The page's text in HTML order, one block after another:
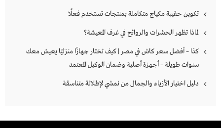
تكوين حقيبة مكياج متكاملة بمنتجات تستخدم فعلًا
لماذا تظهر الحشرات والروائح في غرف المعيشة؟
كذا – أفضل سعر كاش في مصر | كيف تختار جهازًا منزليًا يعيش معك
سنوات طويلة – أجهزة أصلية وضمان الوكيل المعتمد
دليل اختيار الأزياء والجمال من نمشي لإطلالة متناسقة